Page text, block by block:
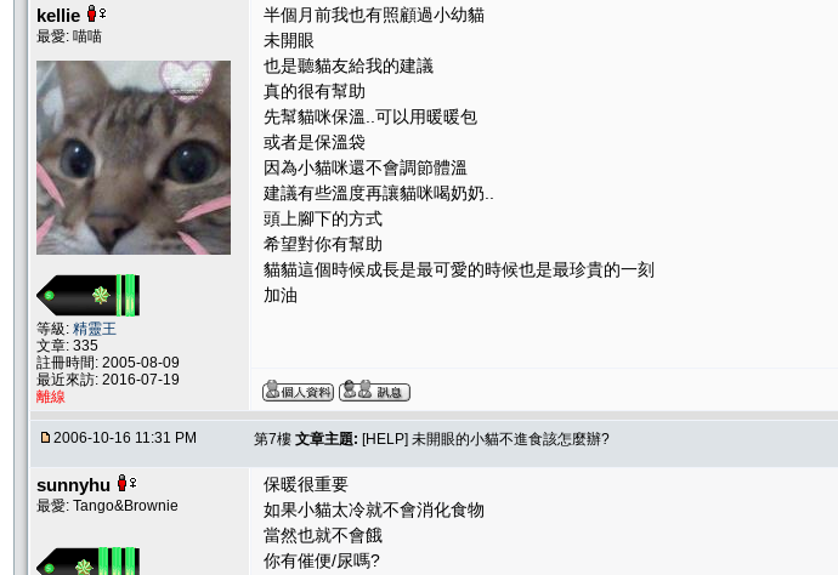
kellie
最愛: 喵喵
等級: 精靈王
文章: 335
註冊時間: 2005-08-09
最近來訪: 2016-07-19
離線
半個月前我也有照顧過小幼貓
未開眼
也是聽貓友給我的建議
真的很有幫助
先幫貓咪保溫..可以用暖暖包
或者是保溫袋
因為小貓咪還不會調節體溫
建議有些溫度再讓貓咪喝奶奶..
頭上腳下的方式
希望對你有幫助
貓貓這個時候成長是最可愛的時候也是最珍貴的一刻
加油
2006-10-16 11:31 PM 第7樓 文章主題: [HELP] 未開眼的小貓不進食該怎麼辦?
sunnyhu
最愛: Tango&Brownie
保暖很重要
如果小貓太冷就不會消化食物
當然也就不會餓
你有催便/尿嗎?